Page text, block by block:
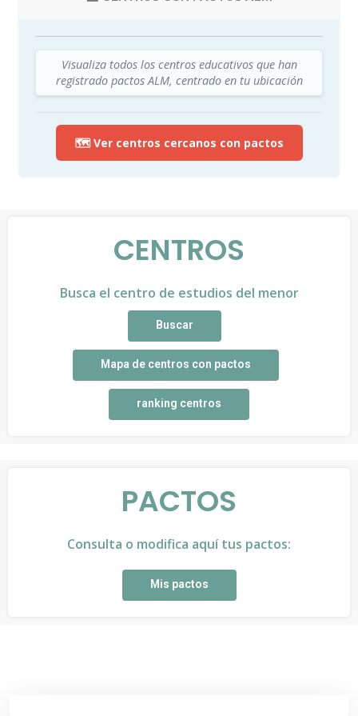
Visualiza todos los centros educativos que han
registrado pactos ALM, centrado en tu ubicación
🗺️ Ver centros cercanos con pactos
CENTROS
Busca el centro de estudios del menor
Buscar
Mapa de centros con pactos
ranking centros
PACTOS
Consulta o modifica aquí tus pactos:
Mis pactos